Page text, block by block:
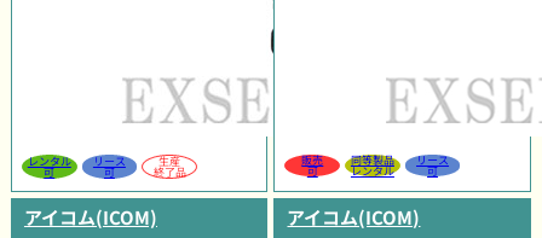
レンタル
可
リース
可
生産
終了品
販売
可
同等製品
レンタル
リース
可
アイコム(ICOM) アイコム(ICOM)